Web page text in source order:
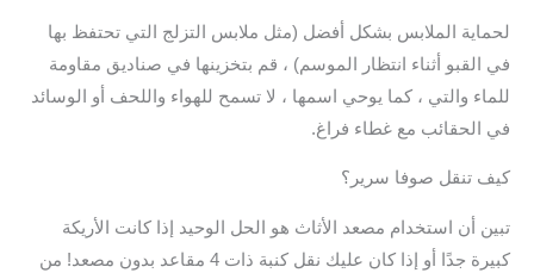
لحماية الملابس بشكل أفضل (مثل ملابس التزلج التي تحتفظ بها
في القبو أثناء انتظار الموسم) ، قم بتخزينها في صناديق مقاومة
للماء والتي ، كما يوحي اسمها ، لا تسمح للهواء واللحف أو الوسائد
في الحقائب مع غطاء فراغ.
كيف تنقل صوفا سرير؟
تبين أن استخدام مصعد الأثاث هو الحل الوحيد إذا كانت الأريكة
كبيرة جدًا أو إذا كان عليك نقل كنبة ذات 4 مقاعد بدون مصعد! من